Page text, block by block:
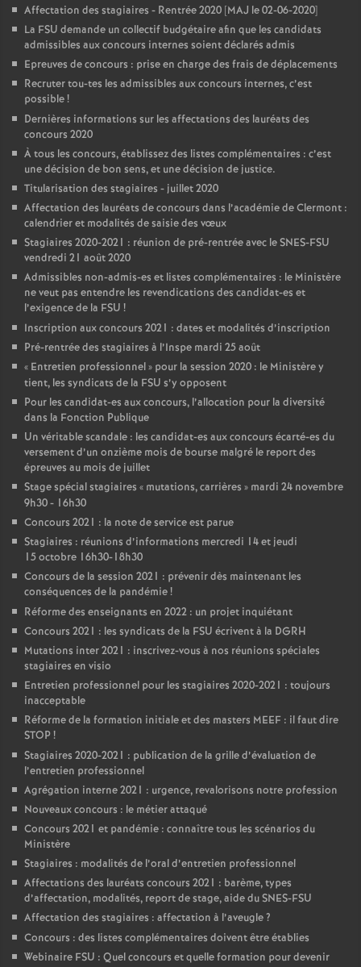
Affectation des stagiaires - Rentrée 2020 [MAJ le 02-06-2020]
La FSU demande un collectif budgétaire afin que les candidats
admissibles aux concours internes soient déclarés admis
Epreuves de concours : prise en charge des frais de déplacements
Recruter tou-tes les admissibles aux concours internes, c’est
possible!
Dernières informations sur les affectations des lauréats des
concours 2020
À tous les concours, établissez des listes complémentaires : c’est
une décision de bon sens, et une décision de justice.
Titularisation des stagiaires - juillet 2020
Affectation des lauréats de concours dans l’académie de Clermont :
calendrier et modalités de saisie des vœux
Stagiaires 2020-2021 : réunion de pré-rentrée avec le SNES-FSU
vendredi 21 août 2020
Admissibles non-admis-es et listes complémentaires : le Ministère
ne veut pas entendre les revendications des candidat-es et
l’exigence de la FSU !
Inscription aux concours 2021 : dates et modalités d’inscription
Pré-rentrée des stagiaires à l’Inspe mardi 25 août
« Entretien professionnel» pour la session 2020 : le Ministère y
tient, les syndicats de la FSU s’y opposent
Pour les candidat-es aux concours, l’allocation pour la diversité
dans la Fonction Publique
Un véritable scandale : les candidat-es aux concours écarté-es du
versement d’un onzième mois de bourse malgré le report des
épreuves au mois de juillet
Stage spécial stagiaires « mutations, carrières » mardi 24 novembre
9h30 - 16h30
Concours 2021 : la note de service est parue
Stagiaires : réunions d’informations mercredi 14 et jeudi
15 octobre 16h30-18h30
Concours de la session 2021 : prévenir dès maintenant les
conséquences de la pandémie!
Réforme des enseignants en 2022 : un projet inquiétant
Concours 2021 : les syndicats de la FSU écrivent à la DGRH
Mutations inter 2021 : inscrivez-vous à nos réunions spéciales
stagiaires en visio
Entretien professionnel pour les stagiaires 2020-2021 : toujours
inacceptable
Réforme de la formation initiale et des masters MEEF : il faut dire
STOP!
Stagiaires 2020-2021 : publication de la grille d’évaluation de
l’entretien professionnel
Agrégation interne 2021 : urgence, revalorisons notre profession
Nouveaux concours : le métier attaqué
Concours 2021 et pandémie : connaître tous les scénarios du
Ministère
Stagiaires : modalités de l’oral d’entretien professionnel
Affectations des lauréats concours 2021 : barème, types
d’affectation, modalités, report de stage, aide du SNES-FSU
Affectation des stagiaires : affectation à l’aveugle?
Concours : des listes complémentaires doivent être établies
Webinaire FSU : Quel concours et quelle formation pour devenir